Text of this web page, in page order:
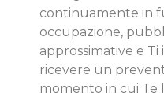
continuamente in
occupazione,
approssimative e
ricevere un
momento in cui Te